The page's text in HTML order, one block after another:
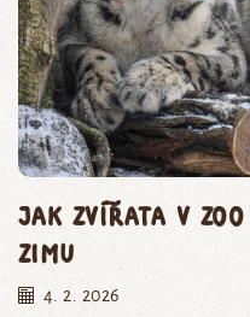
Jak zvířata v
zimu
4. 2. 2026